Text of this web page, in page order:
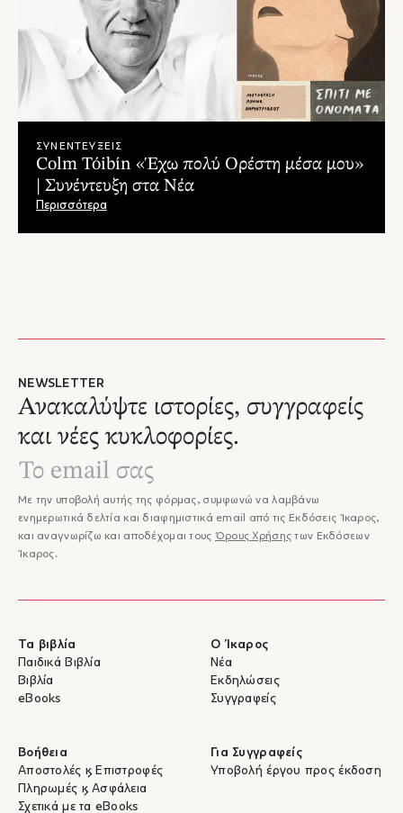
Ένα ενδιαφέρον αναγνωστικό εγχείρημα, που κουμπώνει τον
αρχαίο μύθο σε μια σύγχρονη οπτική."
– Pastafloramag.gr
ΣΥΝΕΝΤΕΥΞΕΙΣ
Colm Tóibín «Έχω πολύ Ορέστη μέσα μου»
| Συνέντευξη στα Νέα
Περισσότερα
NEWSLETTER
Ανακαλύψτε ιστορίες, συγγραφείς
και νέες κυκλοφορίες.
Με την υποβολή αυτής της φόρμας, συμφωνώ να λαμβάνω
ενημερωτικά δελτία και διαφημιστικά email από τις Εκδόσεις Ίκαρος,
και αναγνωρίζω και αποδέχομαι τους Όρους Χρήσης των Εκδόσεων
Ίκαρος.
Τα βιβλία
Παιδικά Βιβλία
Βιβλία
eBooks
Ο Ίκαρος
Νέα
Εκδηλώσεις
Συγγραφείς
Βοήθεια
Αποστολές & Επιστροφές
Πληρωμές & Ασφάλεια
Σχετικά με τα eBooks
Για Συγγραφείς
Υποβολή έργου προς έκδοση